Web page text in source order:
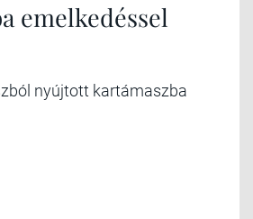
emelkedéssel
nyújtott kartámaszba